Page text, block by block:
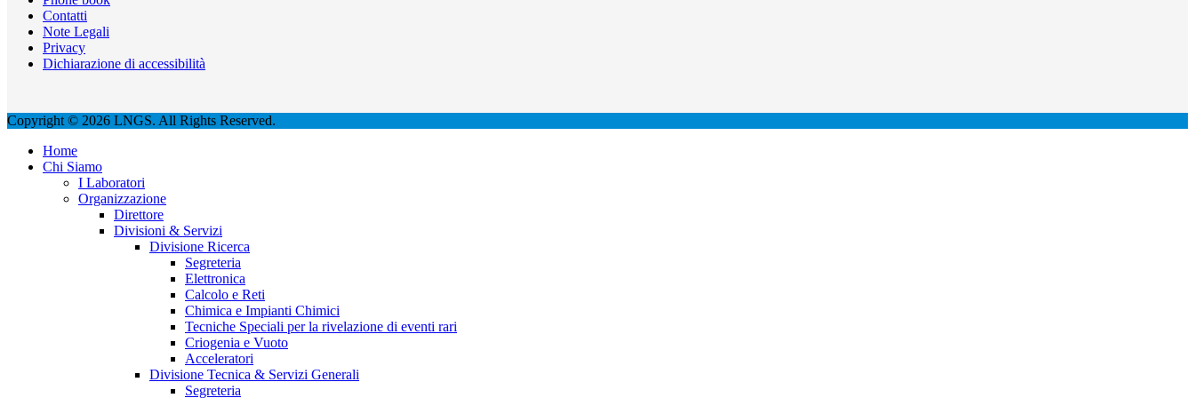
Contatti
Note Legali
Privacy
Dichiarazione di accessibilità
Copyright © 2026 LNGS. All Rights Reserved.
Home
Chi Siamo
I Laboratori
Organizzazione
Direttore
Divisioni & Servizi
Divisione Ricerca
Segreteria
Elettronica
Calcolo e Reti
Chimica e Impianti Chimici
Tecniche Speciali per la rivelazione di eventi rari
Criogenia e Vuoto
Acceleratori
Divisione Tecnica & Servizi Generali
Segreteria